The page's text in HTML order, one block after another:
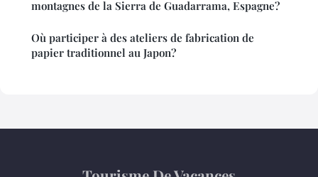
montagnes de la Sierra de Guadarrama, Espagne?
Où participer à des ateliers de fabrication de
papier traditionnel au Japon?